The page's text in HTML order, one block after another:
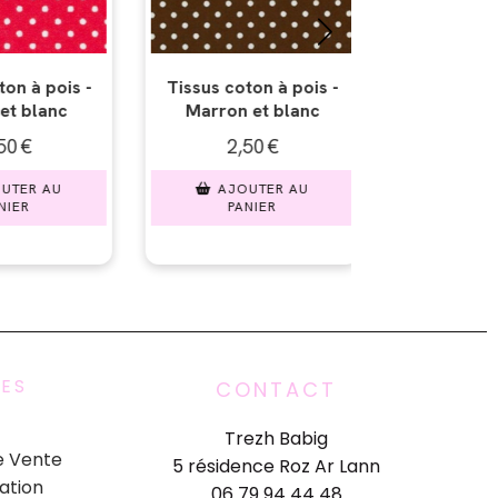
à pois -
blanc
€
AU
Tissus coton à pois -
Gris et blanc
2,50€
AJOUTER AU
PANIER
Vente
CONTACT
Trezh Babig
5 résidence Roz Ar Lann